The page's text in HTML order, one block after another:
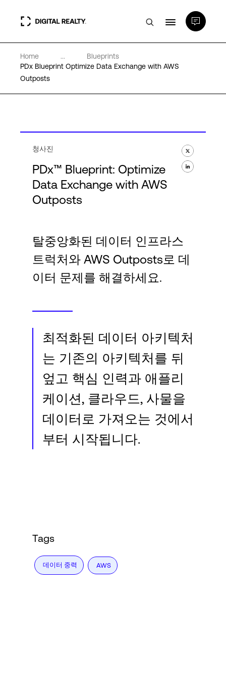
데이터 센터
PlatformDIGITAL®
소개
로그인
Home ...
Blueprints
PDx Blueprint Optimize Data Exchange with AWS
Outposts
청사진
PDx™ Blueprint: Optimize
Data Exchange with AWS
Outposts
탈중앙화된 데이터 인프라스
트럭처와 AWS Outposts로 데
이터 문제를 해결하세요.
최적화된 데이터 아키텍처
는 기존의 아키텍처를 뒤
엎고 핵심 인력과 애플리
케이션, 클라우드, 사물을
데이터로 가져오는 것에서
부터 시작됩니다.
Tags
데이터 중력 AWS